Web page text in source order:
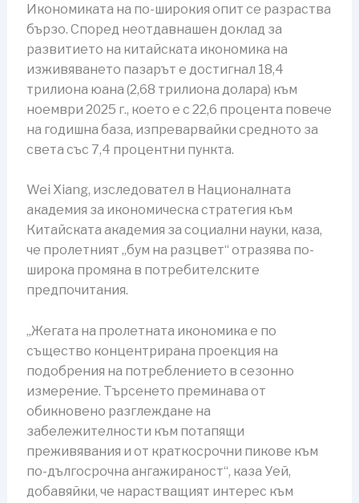
Икономиката на по-широкия опит се разраства
бързо. Според неотдавнашен доклад за
развитието на китайската икономика на
изживяването пазарът е достигнал 18,4
трилиона юана (2,68 трилиона долара) към
ноември 2025 г., което е с 22,6 процента повече
на годишна база, изпреварвайки средното за
света със 7,4 процентни пункта.
Wei Xiang, изследовател в Националната
академия за икономическа стратегия към
Китайската академия за социални науки, каза,
че пролетният „бум на разцвет“ отразява по-
широка промяна в потребителските
предпочитания.
„Жегата на пролетната икономика е по
същество концентрирана проекция на
подобрения на потреблението в сезонно
измерение. Търсенето преминава от
обикновено разглеждане на
забележителности към потапящи
преживявания и от краткосрочни пикове към
по-дългосрочна ангажираност“, каза Уей,
добавяйки, че нарастващият интерес към